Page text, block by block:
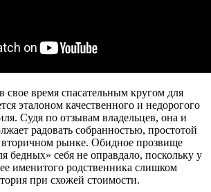
свое время спасательным кругом для
эталоном качественного и недорогого
Судя по отзывам владельцев, она и
радовать собранностью, простотой
рынке. Обидное прозвище
бедных» себя не оправдало, поскольку у
именитого родственника слишком
при схожей стоимости.